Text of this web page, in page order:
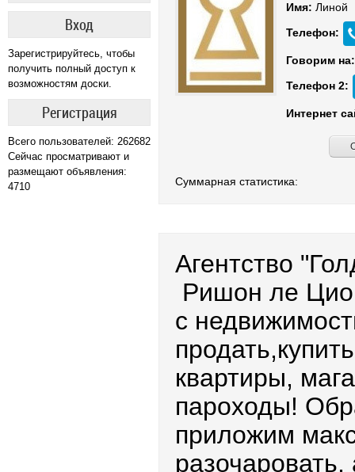
Вход
Зарегистрируйтесь, чтобы
получить полный доступ к
возможностям доски.
Регистрация
Всего пользователей: 262682
Сейчас просматривают и
размещают объявления:
4710
Имя: Линой
Телефон:
Говорим на:
Телефон 2:
Интернет
Суммарная статистика:
Агентство
Ришон ле
с
квартиры,
пароходы!
приложим